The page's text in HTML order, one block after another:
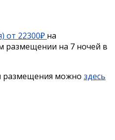
от 22300₽ на
размещении на 7 ночей в
размещения можно здесь